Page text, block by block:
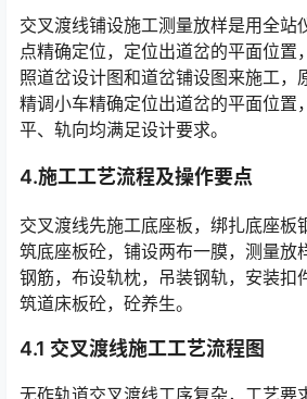
交叉渡线铺设施工测量放样是用全站
点精确定位，定位出道岔的平面位置
照道岔设计图和道岔铺设图来施工，
精调小车精确定位出道岔的平面位置
平、轨向均满足设计要求。󠅅󠅃󠄵󠅂󠄪󠇖󠆨󠆨󠇕󠆞󠆒󠅬󠇘󠆭󠆘󠇙󠆝󠅵󠇗󠆭󠆁󠄐󠇗󠅹󠅸󠇖󠆍󠅳󠇖󠅹󠅰󠇖󠆌󠅹
4.施工工艺流程及操作要点
交叉渡线先施工底座板，绑扎底座板
筑底座板砼，铺设两布一膜，测量放
钢筋，布设轨枕，吊装钢轨，安装扣
筑道床板砼，砼养生。󠅅󠅃󠄵󠅂󠄪󠇖󠆨󠆨󠇕󠆞󠆒󠅬󠇘󠆭󠆘󠇙󠆝󠅵󠇗󠆭󠆁󠄐󠇗󠅹󠅸󠇖󠆍󠅳󠇖󠅹󠅰󠇖󠆌󠅹
4.1 交叉渡线施工工艺流程图
无砟轨道交叉渡线工序复杂，工艺要